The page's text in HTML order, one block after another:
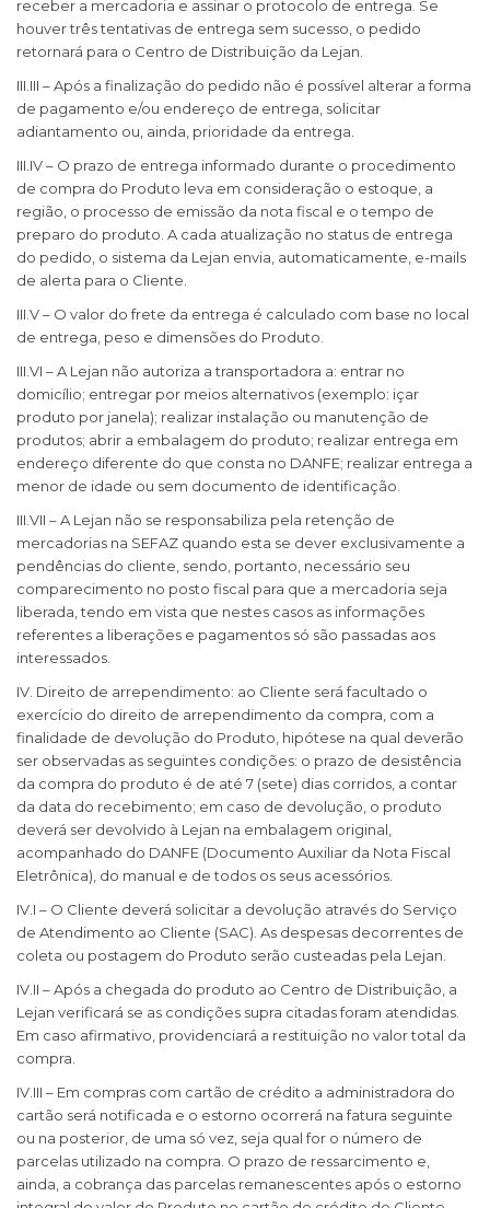
receber a mercadoria e assinar o protocolo de entrega. Se
houver três tentativas de entrega sem sucesso, o pedido
retornará para o Centro de Distribuição da Lejan.
III.III – Após a finalização do pedido não é possível alterar a forma
de pagamento e/ou endereço de entrega, solicitar
adiantamento ou, ainda, prioridade da entrega.
III.IV – O prazo de entrega informado durante o procedimento
de compra do Produto leva em consideração o estoque, a
região, o processo de emissão da nota fiscal e o tempo de
preparo do produto. A cada atualização no status de entrega
do pedido, o sistema da Lejan envia, automaticamente, e-mails
de alerta para o Cliente.
III.V – O valor do frete da entrega é calculado com base no local
de entrega, peso e dimensões do Produto.
III.VI – A Lejan não autoriza a transportadora a: entrar no
domicílio; entregar por meios alternativos (exemplo: içar
produto por janela); realizar instalação ou manutenção de
produtos; abrir a embalagem do produto; realizar entrega em
endereço diferente do que consta no DANFE; realizar entrega a
menor de idade ou sem documento de identificação.
III.VII – A Lejan não se responsabiliza pela retenção de
mercadorias na SEFAZ quando esta se dever exclusivamente a
pendências do cliente, sendo, portanto, necessário seu
comparecimento no posto fiscal para que a mercadoria seja
liberada, tendo em vista que nestes casos as informações
referentes a liberações e pagamentos só são passadas aos
interessados.
IV. Direito de arrependimento: ao Cliente será facultado o
exercício do direito de arrependimento da compra, com a
finalidade de devolução do Produto, hipótese na qual deverão
ser observadas as seguintes condições: o prazo de desistência
da compra do produto é de até 7 (sete) dias corridos, a contar
da data do recebimento; em caso de devolução, o produto
deverá ser devolvido à Lejan na embalagem original,
acompanhado do DANFE (Documento Auxiliar da Nota Fiscal
Eletrônica), do manual e de todos os seus acessórios.
IV.I – O Cliente deverá solicitar a devolução através do Serviço
de Atendimento ao Cliente (SAC). As despesas decorrentes de
coleta ou postagem do Produto serão custeadas pela Lejan.
IV.II – Após a chegada do produto ao Centro de Distribuição, a
Lejan verificará se as condições supra citadas foram atendidas.
Em caso afirmativo, providenciará a restituição no valor total da
compra.
IV.III – Em compras com cartão de crédito a administradora do
cartão será notificada e o estorno ocorrerá na fatura seguinte
ou na posterior, de uma só vez, seja qual for o número de
parcelas utilizado na compra. O prazo de ressarcimento e,
ainda, a cobrança das parcelas remanescentes após o estorno